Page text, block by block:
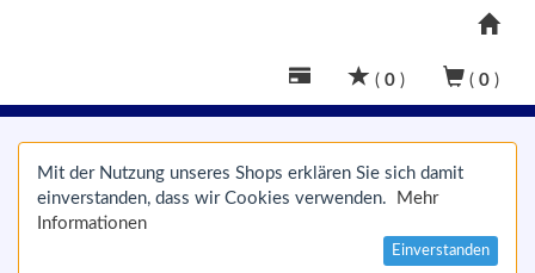
( 0 ) ( 0 )
Mit der Nutzung unseres Shops erklären Sie sich damit
einverstanden, dass wir Cookies verwenden.
Mehr
Informationen
Einverstanden